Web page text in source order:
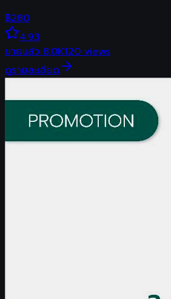
฿280
4.93
ขายแล้ว8.0K120views
ดูรายละเอียด